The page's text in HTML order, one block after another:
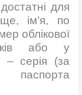
для
ім’я, по
облікової
або у
– серія (за
паспорта